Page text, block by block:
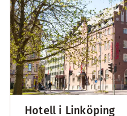
Hotell i Linköping